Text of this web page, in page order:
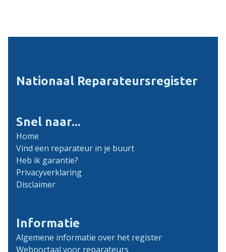
Nationaal Reparateursregister
Snel naar...
Home
Vind een reparateur in je buurt
Heb ik garantie?
Privacyverklaring
Disclaimer
Informatie
Algemene informatie over het register
Webportaal voor reparateurs